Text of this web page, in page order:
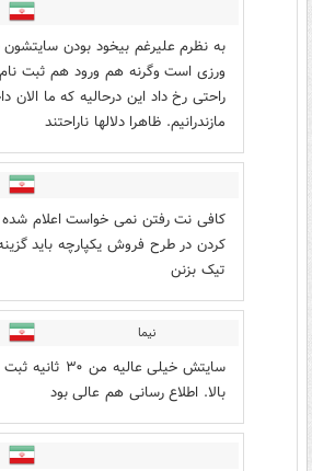
به نظرم علیرغم بیخود بودن
ورزی است وگرنه هم ورود هم ثبت
راحتی رخ داد این درحالیه که ما
مازندرانیم. ظاهرا دلالها ناراحتند
کافی نت رفتن نمی خواست اعلام شده
کردن در طرح فروش یکپارچه باید
تیک بزنن
نیما
سایتش خیلی
بالا. اطلاع رسانی هم عالی بود